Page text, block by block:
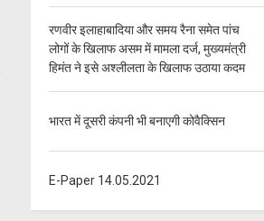
रणवीर इलाहाबादिया और समय रैना समेत पांच
लोगों के खिलाफ असम में मामला दर्ज, मुख्यमंत्री
हिमंत ने इसे अश्लीलता के खिलाफ उठाया कदम
भारत में दूसरी कंपनी भी बनाएगी कोवैक्सिन
E-Paper 14.05.2021